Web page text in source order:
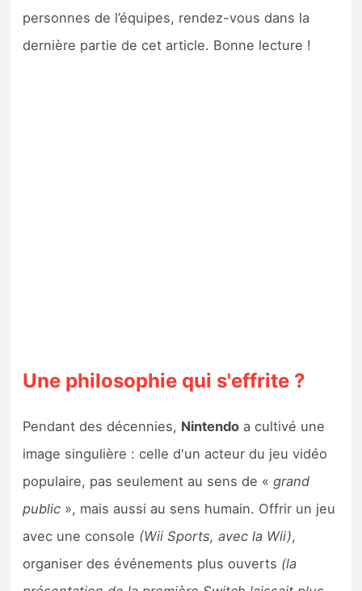
personnes de l’équipes, rendez-vous dans la
dernière partie de cet article. Bonne lecture !
Une philosophie qui s'effrite ?
Pendant des décennies, Nintendo a cultivé une
image singulière : celle d'un acteur du jeu vidéo
populaire, pas seulement au sens de « grand
public », mais aussi au sens humain. Offrir un jeu
avec une console (Wii Sports, avec la Wii),
organiser des événements plus ouverts (la